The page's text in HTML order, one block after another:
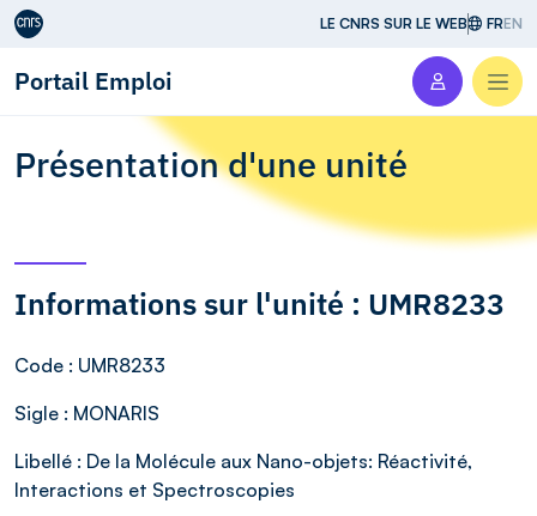
Aller au contenu LE CNRS SUR LE WEB FREN
Portail Emploi
Présentation d'une unité
Informations sur l'unité : UMR8233
Code : UMR8233
Sigle : MONARIS
Libellé : De la Molécule aux Nano-objets: Réactivité,
Interactions et Spectroscopies